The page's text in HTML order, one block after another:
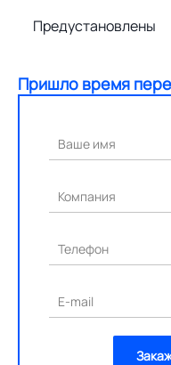
Предустановлены
Пришло время
Ваше имя
Компания
Телефон
E-mail